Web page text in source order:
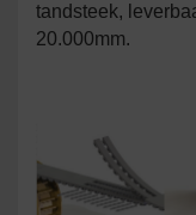
tandsteek,
20.000mm.